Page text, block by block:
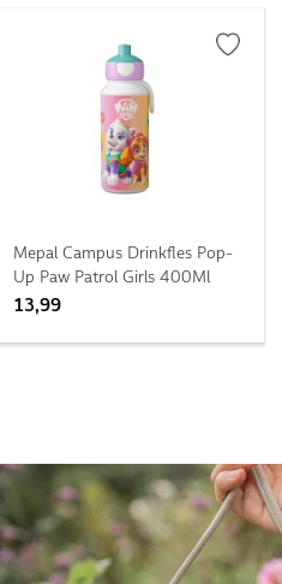
Mepal Campus Drinkfles Pop-
Up Paw Patrol Girls 400Ml
13,99